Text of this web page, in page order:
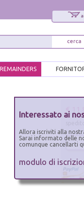
REMAINDERS
€
Interessato ai
Allora iscriviti alla
Sarai informato delle
comunque cancellarti
modulo di